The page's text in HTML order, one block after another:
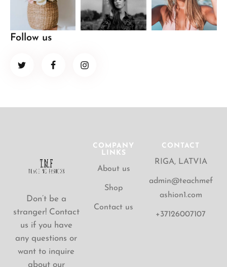
Follow us
Don’t be a
stranger! Contact
us if you have
any questions or
want to inquire
about our
COMPANY
LINKS
About us
Shop
Contact us
CONTACT
RIGA, LATVIA
admin@teachmef
ashion1.com
+37126007107